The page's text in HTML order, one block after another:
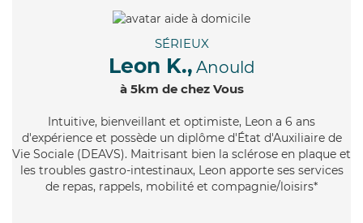
SÉRIEUX
Leon K., Anould
à 5km de chez Vous
Intuitive, bienveillant et optimiste, Leon a 6 ans
d'expérience et possède un diplôme d'État d'Auxiliaire de
Vie Sociale (DEAVS). Maitrisant bien la sclérose en plaque et
les troubles gastro-intestinaux, Leon apporte ses services
de repas, rappels, mobilité et compagnie/loisirs*